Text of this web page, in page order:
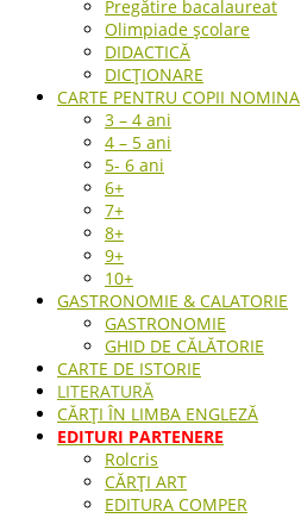
Pregătire bacalaureat
Olimpiade școlare
DIDACTICĂ
DICȚIONARE
CARTE PENTRU COPII NOMINA
3 – 4 ani
4 – 5 ani
5- 6 ani
6+
7+
8+
9+
10+
GASTRONOMIE & CALATORIE
GASTRONOMIE
GHID DE CĂLĂTORIE
CARTE DE ISTORIE
LITERATURĂ
CĂRȚI ÎN LIMBA ENGLEZĂ
EDITURI PARTENERE
Rolcris
CĂRȚI ART
EDITURA COMPER